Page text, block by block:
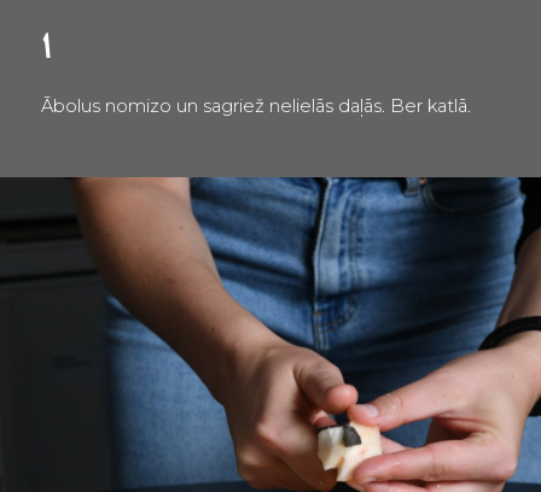
1
Ābolus nomizo un sagriež nelielās daļās. Ber katlā.